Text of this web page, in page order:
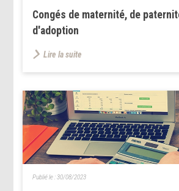
Congés de maternité, de
d'adoption
Lire la suite
Publié le :30/08/2023